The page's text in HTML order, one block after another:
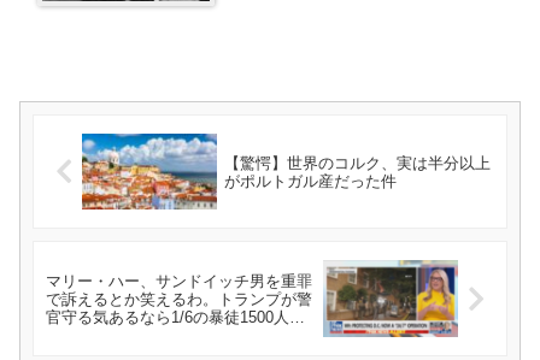
【驚愕】世界のコルク、実は半分以上
がポルトガル産だった件
マリー・ハー、サンドイッチ男を重罪
で訴えるとか笑えるわ。トランプが警
官守る気あるなら1/6の暴徒1500人を